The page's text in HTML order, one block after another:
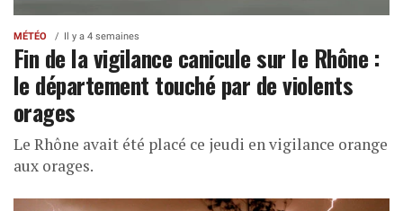
MÉTÉO Il y a 4 semaines
Fin de la vigilance canicule sur le Rhône :
le département touché par de violents
orages
Le Rhône avait été placé ce jeudi en vigilance orange
aux orages.